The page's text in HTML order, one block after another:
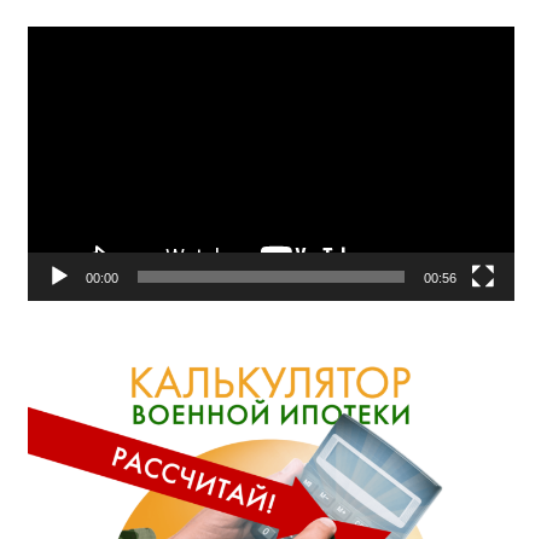
00:00 00:56